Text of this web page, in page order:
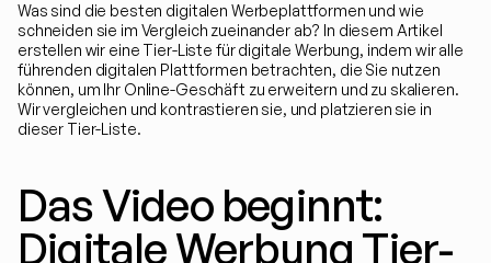
Was sind die besten digitalen Werbeplattformen und wie
schneiden sie im Vergleich zueinander ab? In diesem Artikel
erstellen wir eine Tier-Liste für digitale Werbung, indem wir alle
führenden digitalen Plattformen betrachten, die Sie nutzen
können, um Ihr Online-Geschäft zu erweitern und zu skalieren.
Wir vergleichen und kontrastieren sie, und platzieren sie in
dieser Tier-Liste.
Das Video beginnt:
Digitale Werbung Tier-